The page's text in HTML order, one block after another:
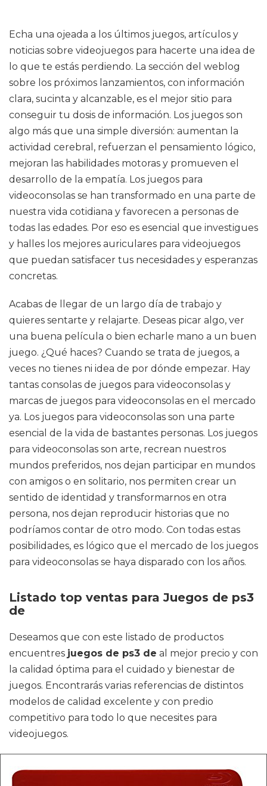
Echa una ojeada a los últimos juegos, artículos y
noticias sobre videojuegos para hacerte una idea de
lo que te estás perdiendo. La sección del weblog
sobre los próximos lanzamientos, con información
clara, sucinta y alcanzable, es el mejor sitio para
conseguir tu dosis de información. Los juegos son
algo más que una simple diversión: aumentan la
actividad cerebral, refuerzan el pensamiento lógico,
mejoran las habilidades motoras y promueven el
desarrollo de la empatía. Los juegos para
videoconsolas se han transformado en una parte de
nuestra vida cotidiana y favorecen a personas de
todas las edades. Por eso es esencial que investigues
y halles los mejores auriculares para videojuegos
que puedan satisfacer tus necesidades y esperanzas
concretas.
Acabas de llegar de un largo día de trabajo y
quieres sentarte y relajarte. Deseas picar algo, ver
una buena película o bien echarle mano a un buen
juego. ¿Qué haces? Cuando se trata de juegos, a
veces no tienes ni idea de por dónde empezar. Hay
tantas consolas de juegos para videoconsolas y
marcas de juegos para videoconsolas en el mercado
ya. Los juegos para videoconsolas son una parte
esencial de la vida de bastantes personas. Los juegos
para videoconsolas son arte, recrean nuestros
mundos preferidos, nos dejan participar en mundos
con amigos o en solitario, nos permiten crear un
sentido de identidad y transformarnos en otra
persona, nos dejan reproducir historias que no
podríamos contar de otro modo. Con todas estas
posibilidades, es lógico que el mercado de los juegos
para videoconsolas se haya disparado con los años.
Listado top ventas para Juegos de ps3
de
Deseamos que con este listado de productos
encuentres juegos de ps3 de al mejor precio y con
la calidad óptima para el cuidado y bienestar de
juegos. Encontrarás varias referencias de distintos
modelos de calidad excelente y con predio
competitivo para todo lo que necesites para
videojuegos.